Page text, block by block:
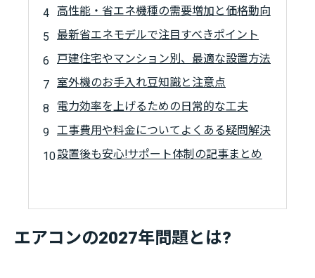
高性能・省エネ機種の需要増加と価格動向
最新省エネモデルで注目すべきポイント
戸建住宅やマンション別、最適な設置方法
室外機のお手入れ豆知識と注意点
電力効率を上げるための日常的な工夫
工事費用や料金についてよくある疑問解決
設置後も安心!サポート体制の記事まとめ
エアコンの2027年問題とは?